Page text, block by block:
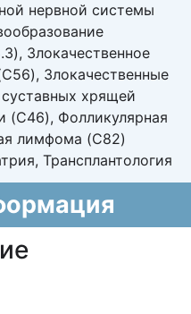
нервной системы
Злокачественное
Злокачественные
хрящей
(C46), Фолликулярная
лимфома (C82)
Трансплантология